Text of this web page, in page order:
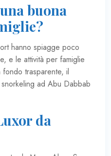
buona
hanno spiagge poco
e le attività per famiglie
trasparente, il
ad Abu Dabbab
da